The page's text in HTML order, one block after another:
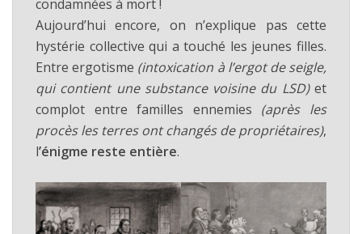
condamnées à mort !
Aujourd’hui encore, on n’explique pas cette
hystérie collective qui a touché les jeunes filles.
Entre ergotisme (intoxication à l’ergot de seigle,
qui contient une substance voisine du LSD) et
complot entre familles ennemies (après les
procès les terres ont changés de propriétaires),
l’énigme reste entière.